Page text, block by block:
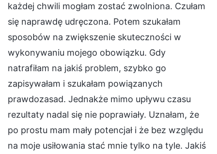
każdej chwili mogłam zostać zwolniona. Czułam
się naprawdę udręczona. Potem szukałam
sposobów na zwiększenie skuteczności w
wykonywaniu mojego obowiązku. Gdy
natrafiłam na jakiś problem, szybko go
zapisywałam i szukałam powiązanych
prawdozasad. Jednakże mimo upływu czasu
rezultaty nadal się nie poprawiały. Uznałam, że
po prostu mam mały potencjał i że bez względu
na moje usiłowania stać mnie tylko na tyle. Jakiś